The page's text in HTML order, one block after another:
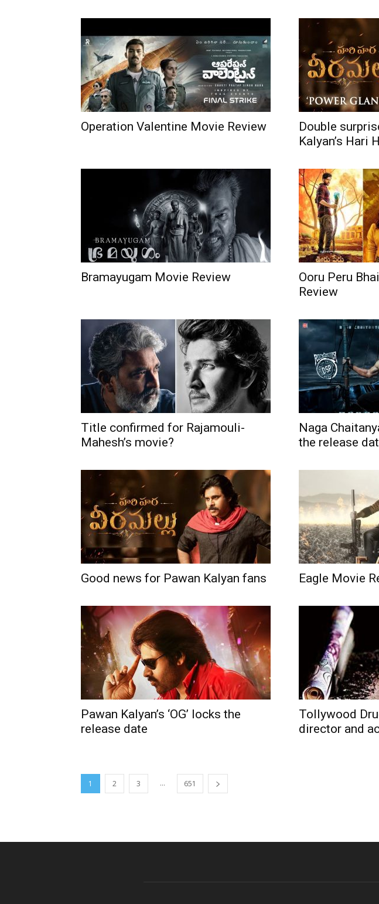
Operation Valentine Movie Review
Double
Kalyan’s Hari
Bramayugam Movie Review
Ooru Peru
Review
Title confirmed for Rajamouli-
Mahesh’s movie?
Naga
the release
Good news for Pawan Kalyan fans Eagle Movie
Pawan Kalyan’s ‘OG’ locks the
release date
Tollywood
director and
1 2 3 ... 651